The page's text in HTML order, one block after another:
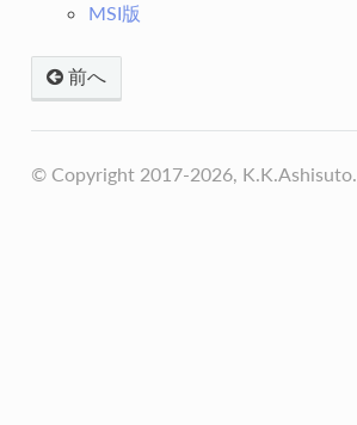
MSI版
前へ
© Copyright 2017-2026, K.K.Ashisuto.